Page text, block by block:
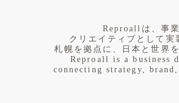
​Reproallは、事
クリエイティブとして
札幌を拠点に、日本と世界
Reproall is a business
connecting strategy,